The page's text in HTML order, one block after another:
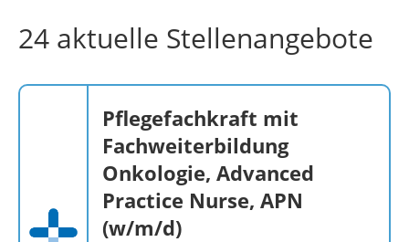
24 aktuelle Stellenangebote
Pflegefachkraft mit
Fachweiterbildung
Onkologie, Advanced
Practice Nurse, APN
(w/m/d)